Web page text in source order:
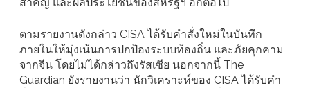
ตามรายงานดังกล่าว CISA ได้รับคำสั่งใหม่ในบันทึก
ภายในให้มุ่งเน้นการปกป้องระบบท้องถิ่น และภัยคุกคาม
จากจีน โดยไม่ได้กล่าวถึงรัสเซีย นอกจากนี้ The
Guardian ยังรายงานว่า นักวิเคราะห์ของ CISA ได้รับคำ